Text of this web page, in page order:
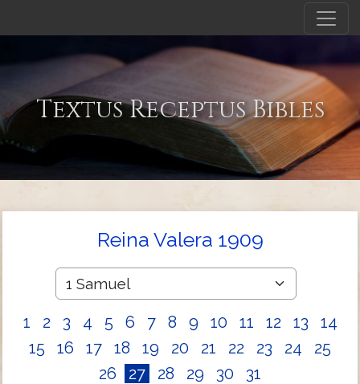
Textus Receptus Bibles
Reina Valera 1909
1 2 3 4 5 6 7 8 9 10 11 12 13
14
15
16 17 18 19 20 21 22 23 24
25
26
27 28 29 30 31